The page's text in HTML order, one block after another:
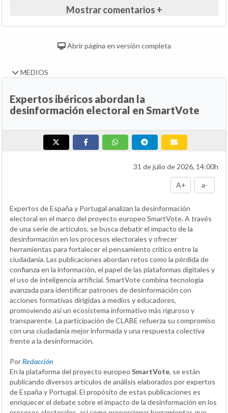
Mostrar comentarios +
Abrir página en versión completa
MEDIOS
Expertos ibéricos abordan la
desinformación electoral en SmartVote
31 de julio de 2026, 14:00h
A+ a-
Expertos de España y Portugal analizan la desinformación
electoral en el marco del proyecto europeo SmartVote. A través
de una serie de artículos, se busca debatir el impacto de la
desinformación en los procesos electorales y ofrecer
herramientas para fortalecer el pensamiento crítico entre la
ciudadanía. Las publicaciones abordan retos como la pérdida de
confianza en la información, el papel de las plataformas digitales y
el uso de inteligencia artificial. SmartVote combina tecnología
avanzada para identificar patrones de desinformación con
acciones formativas dirigidas a medios y educadores,
promoviendo así un ecosistema informativo más riguroso y
transparente. La participación de CLABE refuerza su compromiso
con una ciudadanía mejor informada y una respuesta colectiva
frente a la desinformación.
PorRedacción
En la plataforma del proyecto europeo SmartVote, se están
publicando diversos artículos de análisis elaborados por expertos
de España y Portugal. El propósito de estas publicaciones es
enriquecer el debate sobre el impacto de la desinformación en los